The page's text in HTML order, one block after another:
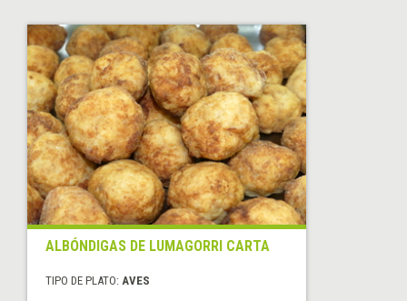
ALBÓNDIGAS DE LUMAGORRI CARTA
TIPO DE PLATO: AVES